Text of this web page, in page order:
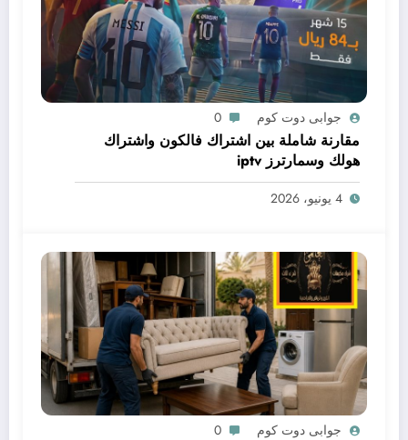
جوابى دوت كوم 0
مقارنة شاملة بين اشتراك فالكون واشتراك
هولك وسمارترز iptv
4 يونيو، 2026
جوابى دوت كوم 0